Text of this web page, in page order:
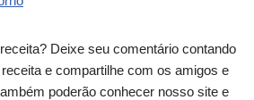
Deixe seu comentário contando
e compartilhe com os amigos e
poderão conhecer nosso site e